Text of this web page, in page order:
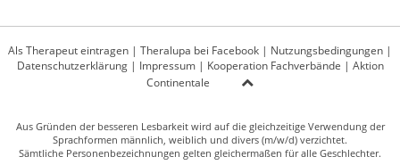
Als Therapeut eintragen | Theralupa bei Facebook | Nutzungsbedingungen |
Datenschutzerklärung| Impressum| Kooperation Fachverbände | Aktion
Continentale
Aus Gründen der besseren Lesbarkeit wird auf die gleichzeitige Verwendung der
Sprachformen männlich, weiblich und divers (m/w/d) verzichtet.
Sämtliche Personenbezeichnungen gelten gleichermaßen für alle Geschlechter.